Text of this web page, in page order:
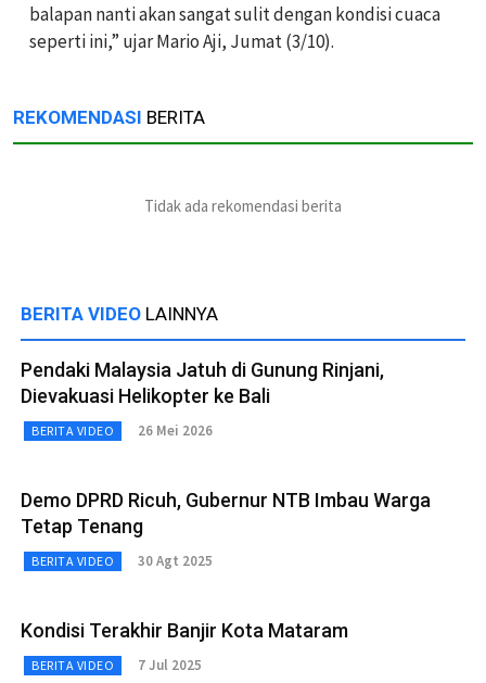
balapan nanti akan sangat sulit dengan kondisi cuaca
seperti ini,” ujar Mario Aji, Jumat (3/10).
REKOMENDASI BERITA
Tidak ada rekomendasi berita
BERITA VIDEO LAINNYA
Pendaki Malaysia Jatuh di Gunung Rinjani,
Dievakuasi Helikopter ke Bali
BERITA VIDEO 26 Mei 2026
Demo DPRD Ricuh, Gubernur NTB Imbau Warga
Tetap Tenang
BERITA VIDEO 30 Agt 2025
Kondisi Terakhir Banjir Kota Mataram
BERITA VIDEO 7 Jul 2025